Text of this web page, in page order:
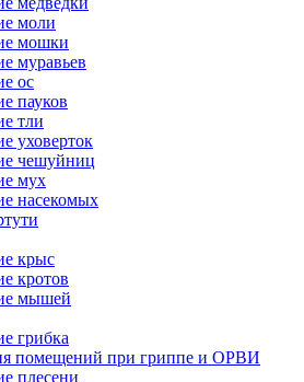
моли
мошки
муравьев
ос
пауков
тли
уховерток
чешуйниц
мух
насекомых
крыс
кротов
мышей
грибка
помещений при гриппе и ОРВИ
плесени